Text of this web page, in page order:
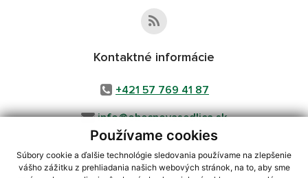
Používame cookies
Súbory cookie a ďalšie technológie sledovania používame na zlepšenie
vášho zážitku z prehliadania našich webových stránok, na to, aby sme
Kontaktné informácie
+421 57 769 41 87
info@obecnovasedlica.sk